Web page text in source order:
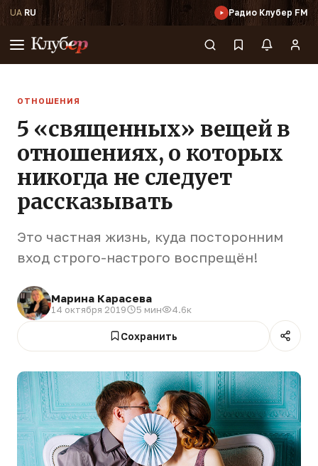
UA·RU Радио Клубер FM
ОТНОШЕНИЯ
5 «священных» вещей в
отношениях, о которых
никогда не следует
рассказывать
Это частная жизнь, куда посторонним
вход строго-настрого воспрещён!
Марина Карасева
14 октября 2019 5 мин 4.6к
Сохранить